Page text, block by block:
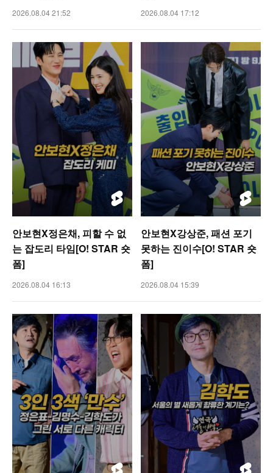
2026.08.04 21:52 2026.08.04 17:12
안보현X정은채, 피할 수 없
는 잡도리 타임[O! STAR 숏
폼]
2026.08.04 16:13
안보현X강상준, 패션 포기
못하는 진이수[O! STAR 숏
폼]
2026.08.04 15:39